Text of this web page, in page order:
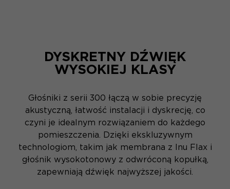
DYSKRETNY DŹWIĘK
WYSOKIEJ KLASY
Głośniki z serii 300 łączą w sobie precyzję
akustyczną, łatwość instalacji i dyskrecję, co
czyni je idealnym rozwiązaniem do każdego
pomieszczenia. Dzięki ekskluzywnym
technologiom, takim jak membrana z lnu Flax i
głośnik wysokotonowy z odwróconą kopułką,
zapewniają dźwięk najwyższej jakości.